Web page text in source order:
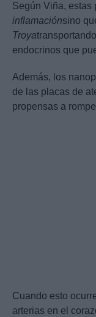
Según Viña, estas
inflamaciónsino
Troya
endocrinos que
Además, los
de las placas de
propensas a
Cuando esto
arterias en el